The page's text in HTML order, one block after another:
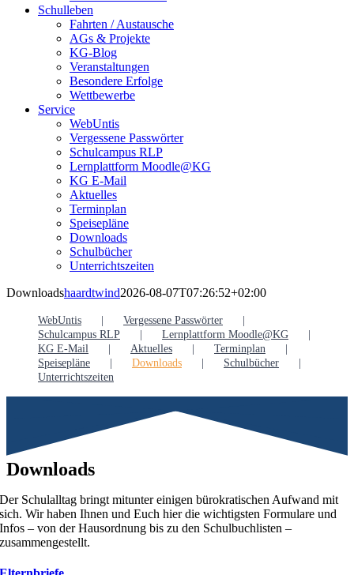
Schulleben
Fahrten / Austausche
AGs & Projekte
KG-Blog
Veranstaltungen
Besondere Erfolge
Wettbewerbe
Service
WebUntis
Vergessene Passwörter
Schulcampus RLP
Lernplattform Moodle@KG
KG E-Mail
Aktuelles
Terminplan
Speisepläne
Downloads
Schulbücher
Unterrichtszeiten
Downloadshaardtwind2026-08-07T07:26:52+02:00
WebUntis
Vergessene Passwörter
Schulcampus RLP
Lernplattform Moodle@KG
KG E-Mail
Aktuelles
Terminplan
Speisepläne
Downloads
Schulbücher
Unterrichtszeiten
Downloads
Der Schulalltag bringt mitunter einigen bürokratischen Aufwand mit
sich. Wir haben Ihnen und Euch hier die wichtigsten Formulare und
Infos – von der Hausordnung bis zu den Schulbuchlisten –
zusammengestellt.